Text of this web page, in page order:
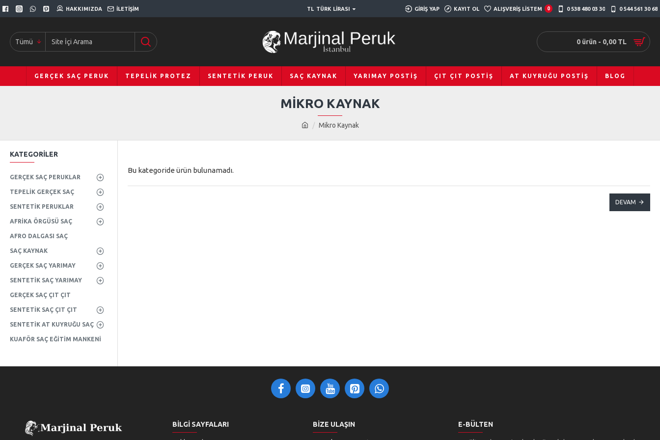
HAKKIMIZDA İLETIŞIM TL TÜRK LIRASI GIRIŞ YAP KAYIT OL ALIŞVERIŞ LISTEM 0 0 538 480 03 30 0 544 561 30 68
Tümü 0 ürün - 0,00 TL
GERÇEK SAÇ PERUK TEPELIK PROTEZ SENTETIK PERUK SAÇ KAYNAK YARIMAY POSTIŞ ÇIT ÇIT POSTIŞ AT KUYRUĞU POSTIŞ BLOG
Mikro Kaynak
MIKRO KAYNAK
KATEGORILER
GERÇEK SAÇ PERUKLAR
TEPELIK GERÇEK SAÇ
SENTETIK PERUKLAR
AFRIKA ÖRGÜSÜ SAÇ
AFRO DALGASI SAÇ
SAÇ KAYNAK
GERÇEK SAÇ YARIMAY
SENTETIK SAÇ YARIMAY
GERÇEK SAÇ ÇIT ÇIT
SENTETIK SAÇ ÇIT ÇIT
SENTETIK AT KUYRUĞU SAÇ
KUAFÖR SAÇ EĞITIM MANKENI
Bu kategoride ürün bulunamadı.
DEVAM
BILGI SAYFALARI BIZE ULAŞIN E-BÜLTEN